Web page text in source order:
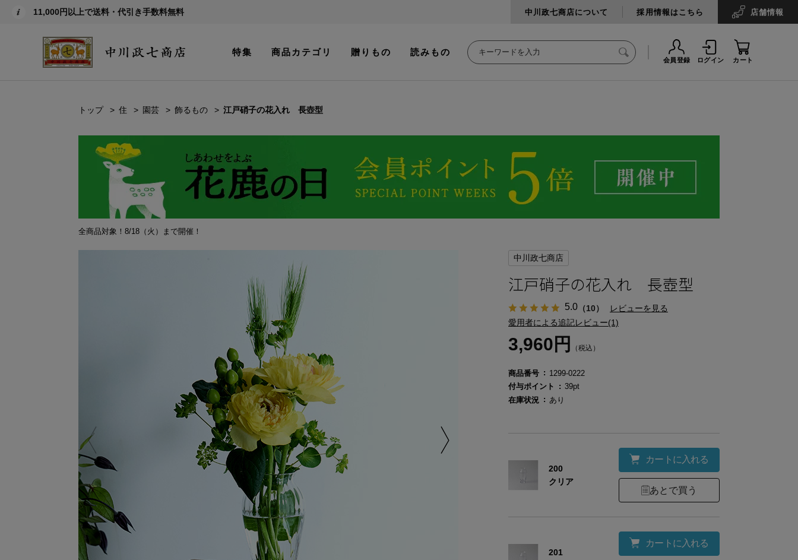
11,000円以上で送料・代引き手数料無料 中川政七商店について 採用情報はこちら 店舗情報
特集 商品カテゴリ 贈りもの 読みもの
会員登録 ログイン カート
トップ 住 園芸 飾るもの 江戸硝子の花入れ 長壺型
全商品対象！8/18（火）まで開催！
中川政七商店
江戸硝子の花入れ 長壺型
5.0 （10）
レビューを見る
愛用者による追記レビュー(1)
3,960円 （税込）
商品番号
1299-0222
付与ポイント
39pt
在庫状況
あり
200
クリア
カートに入れる
あとで買う
201
カートに入れる